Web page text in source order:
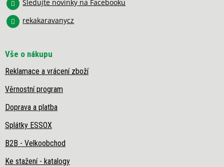
y
Sledujte novinky na Facebooku
rekakaravanycz
Vše o nákupu
Reklamace a vrácení zboží
Věrnostní program
Doprava a platba
Splátky ESSOX
B2B - Velkoobchod
Ke stažení - katalogy